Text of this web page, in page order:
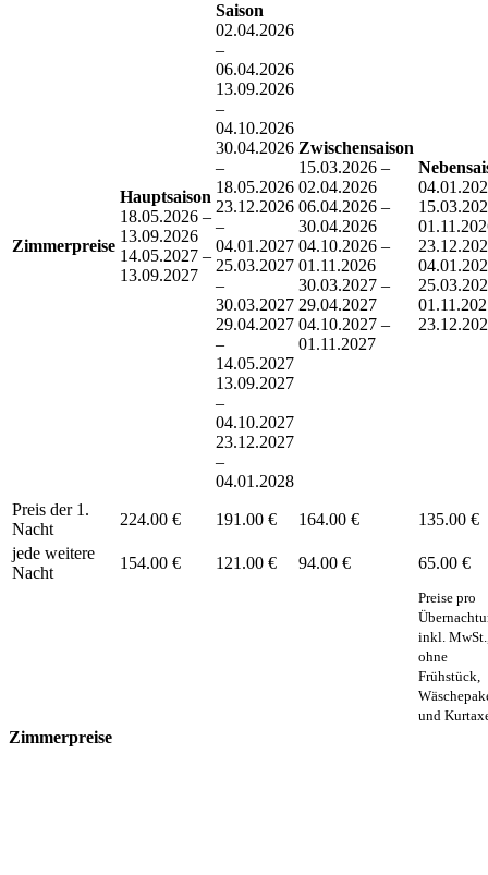
Zimmerpreise
Hauptsaison
18.05.2026 –
13.09.2026
14.05.2027 –
13.09.2027
Saison
02.04.2026
–
06.04.2026
13.09.2026
–
04.10.2026
30.04.2026
–
18.05.2026
23.12.2026
–
04.01.2027
25.03.2027
–
30.03.2027
29.04.2027
–
14.05.2027
13.09.2027
–
04.10.2027
23.12.2027
–
04.01.2028
Zwischensaison
15.03.2026 –
02.04.2026
06.04.2026 –
30.04.2026
04.10.2026 –
01.11.2026
30.03.2027 –
29.04.2027
04.10.2027 –
01.11.2027
Preis der 1.
Nacht
224.00 € 191.00 € 164.00 €
135.00 €
jede weitere
Nacht
154.00 € 121.00 € 94.00 € 65.00 €
Preise pro
inkl.
ohne
Frühstück,
und
Zimmerpreise